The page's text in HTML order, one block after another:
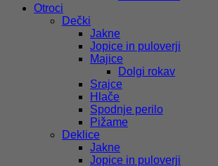
Otroci
Dečki
Jakne
Jopice in puloverji
Majice
Dolgi rokav
Srajce
Hlače
Spodnje perilo
Pižame
Deklice
Jakne
Jopice in puloverji